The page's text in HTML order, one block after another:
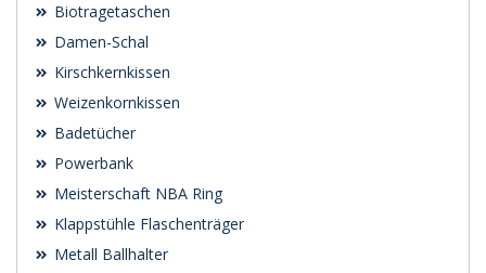
Biotragetaschen
Damen-Schal
Kirschkernkissen
Weizenkornkissen
Badetücher
Powerbank
Meisterschaft NBA Ring
Klappstühle Flaschenträger
Metall Ballhalter